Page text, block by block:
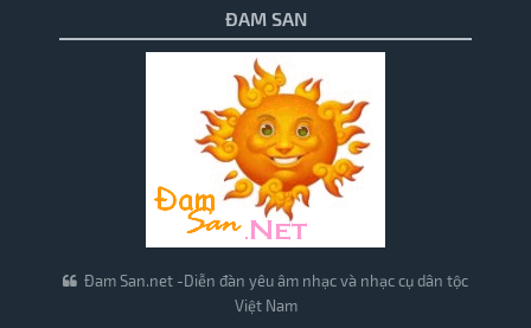
ĐAM SAN
Đam San.net -Diễn đàn yêu âm nhạc và nhạc cụ dân tộc
Việt Nam